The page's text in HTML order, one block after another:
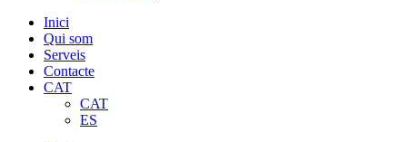
Inici
Qui som
Serveis
Contacte
CAT
CAT
ES